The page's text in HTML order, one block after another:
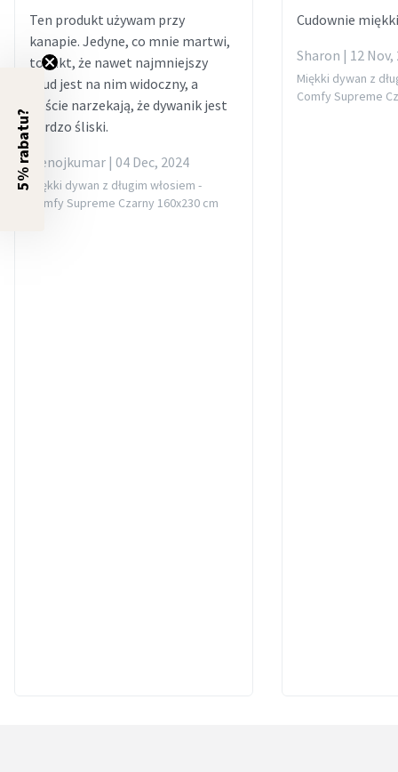
Ten produkt używam przy
kanapie. Jedyne, co mnie martwi,
to fakt, że nawet najmniejszy
brud jest na nim widoczny, a
goście narzekają, że dywanik jest
bardzo śliski.
Menojkumar | 04 Dec, 2024
Miękki dywan z długim włosiem -
Comfy Supreme Czarny 160x230 cm
Cudownie
Sharon | 12 Nov,
Miękki dywan z
Comfy Supreme
5% rabatu?